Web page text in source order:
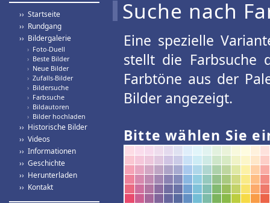
›› Startseite
›› Rundgang
›› Bildergalerie
› Foto-Duell
› Beste Bilder
› Neue Bilder
› Zufalls-Bilder
› Bildersuche
› Farbsuche
› Bildautoren
› Bilder hochladen
›› Historische Bilder
›› Videos
›› Informationen
›› Geschichte
›› Herunterladen
›› Kontakt
Suche nach
Eine spezielle
stellt die Farbsuche
Farbtöne aus der
Bilder angezeigt.
Bitte wählen Sie